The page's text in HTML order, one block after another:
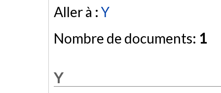
Aller à :Y
Nombre de documents: 1
Y